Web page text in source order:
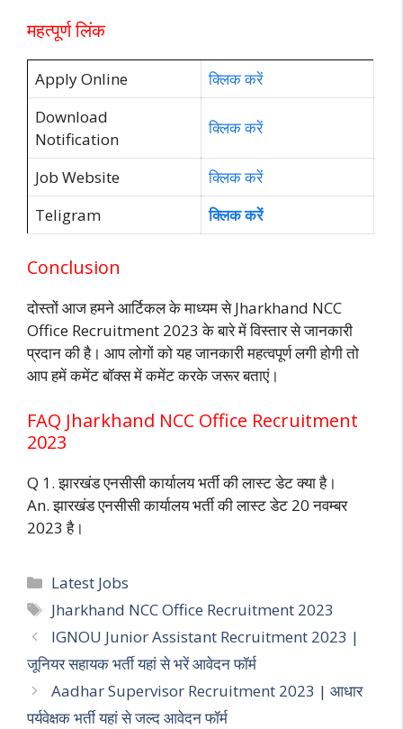
महत्पूर्ण लिंक
Apply Online
क्लिक करें
Download
Notification
क्लिक करें
Job Website
क्लिक करें
Teligram
क्लिक करें
Conclusion
दोस्तों आज हमने आर्टिकल के माध्यम से Jharkhand NCC
Office Recruitment 2023 के बारे में विस्तार से जानकारी
प्रदान की है। आप लोगों को यह जानकारी महत्वपूर्ण लगी होगी तो
आप हमें कमेंट बॉक्स में कमेंट करके जरूर बताएं।
FAQ Jharkhand NCC Office Recruitment
2023
Q 1. झारखंड एनसीसी कार्यालय भर्ती की लास्ट डेट क्या है।
An. झारखंड एनसीसी कार्यालय भर्ती की लास्ट डेट 20 नवम्बर
2023 है।
Categories
Latest Jobs
Tags
Jharkhand NCC Office Recruitment 2023
IGNOU Junior Assistant Recruitment 2023 |
जूनियर सहायक भर्ती यहां से भरें आवेदन फॉर्म
Aadhar Supervisor Recruitment 2023 | आधार
पर्यवेक्षक भर्ती यहां से जल्द आवेदन फॉर्म